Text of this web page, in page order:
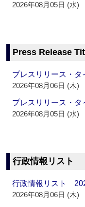
2026年08月05日 (水)
Press Release
プレスリリース・
2026年08月06日 (木)
プレスリリース・
2026年08月05日 (水)
行政情報リスト
行政情報リスト
2026年08月06日 (木)